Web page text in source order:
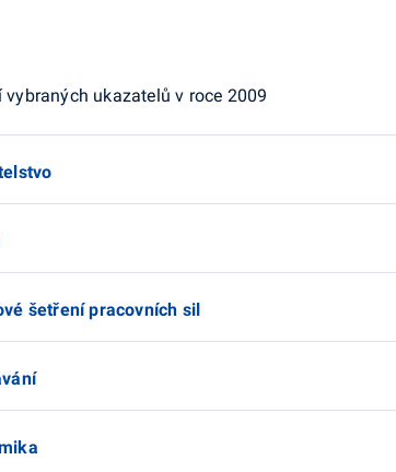
ukazatelů v roce 2009
šetření pracovních sil